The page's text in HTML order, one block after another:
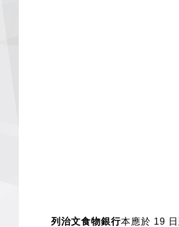
列治文食物銀行本應於 19